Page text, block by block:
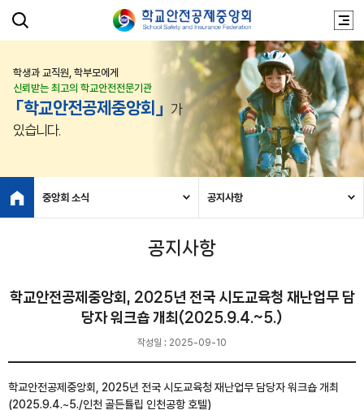
학생과 교직원, 학부모에게
신뢰받는 최고의 학교안전전문기관
「학교안전공제중앙회」
가
있습니다.
중앙회 소식 공지사항
공지사항
학교안전공제중앙회, 2025년 전국 시도교육청 재난업무 담
당자 워크숍 개최(2025.9.4.~5.)
작성일 : 2025-09-10
학교안전공제중앙회, 2025년 전국 시도교육청 재난업무 담당자 워크숍 개최
(2025.9.4.~5./인천 골든튤립 인천공항 호텔)